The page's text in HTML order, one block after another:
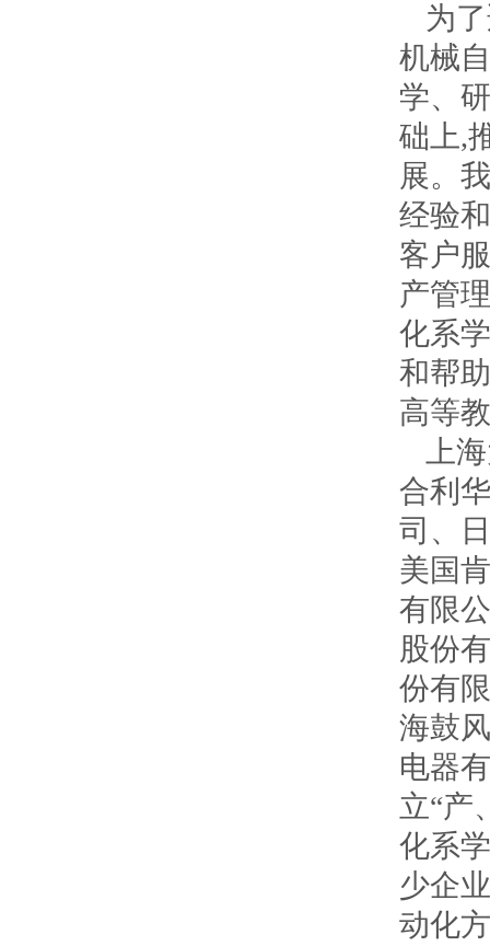
为
机械
学、
础上,
展。
经验
客户
产管
化系
和帮
高等
上
合利
司、
美国
有限
股份
份有
海鼓
电器
立“产
化系
少企
动化